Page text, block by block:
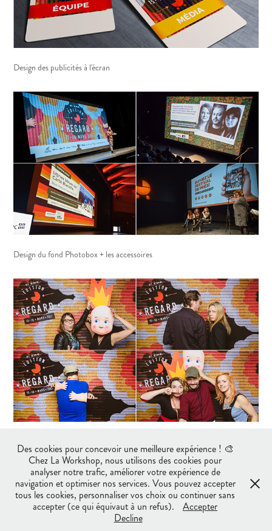
Design des publicités à l'écran
Design du fond Photobox + les accessoires
↑ Back to Top
Des cookies pour concevoir une meilleure expérience ! 🎨
Chez La Workshop, nous utilisons des cookies pour
analyser notre trafic, améliorer votre expérience de
navigation et optimiser nos services. Vous pouvez accepter
tous les cookies, personnaliser vos choix ou continuer sans
accepter (ce qui équivaut à un refus).
Accepter
Decline